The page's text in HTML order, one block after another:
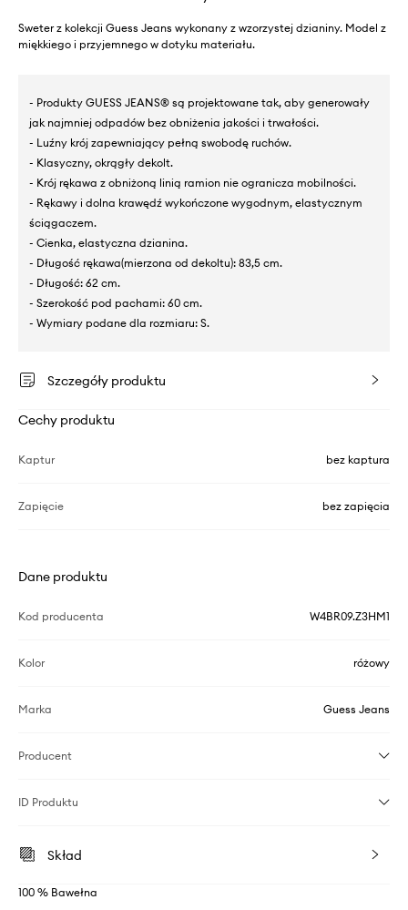
Sweter z kolekcji Guess Jeans wykonany z wzorzystej dzianiny. Model z
miękkiego i przyjemnego w dotyku materiału.
- Produkty GUESS JEANS® są projektowane tak, aby generowały
jak najmniej odpadów bez obniżenia jakości i trwałości.
- Luźny krój zapewniający pełną swobodę ruchów.
- Klasyczny, okrągły dekolt.
- Krój rękawa z obniżoną linią ramion nie ogranicza mobilności.
- Rękawy i dolna krawędź wykończone wygodnym, elastycznym
ściągaczem.
- Cienka, elastyczna dzianina.
- Długość rękawa(mierzona od dekoltu): 83,5 cm.
- Długość: 62 cm.
- Szerokość pod pachami: 60 cm.
- Wymiary podane dla rozmiaru: S.
Szczegóły produktu
Cechy produktu
Kaptur bez kaptura
Zapięcie bez zapięcia
Dane produktu
Kod producenta W4BR09.Z3HM1
Kolor różowy
Marka Guess Jeans
Producent
ID Produktu
Skład
100 % Bawełna